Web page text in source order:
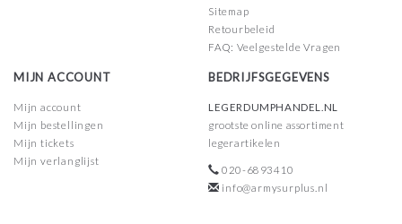
Sitemap
Retourbeleid
FAQ: Veelgestelde Vragen
MIJN ACCOUNT
Mijn account
Mijn bestellingen
Mijn tickets
Mijn verlanglijst
BEDRIJFSGEGEVENS
LEGERDUMPHANDEL.NL
grootste online assortiment
legerartikelen
020-6893410
info@armysurplus.nl